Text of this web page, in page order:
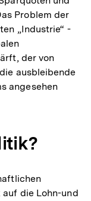
Problem der
„Industrie“ -
der von
ausbleibende
angesehen
die Lohn-und